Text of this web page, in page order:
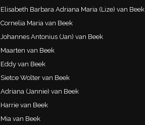
Elisabeth Barbara Adriana Maria (Lize) van Beek
Cornelia Maria van Beek
Johannes Antonius (Jan) van Beek
Maarten van Beek
Eddy van Beek
Sietce Wolter van Beek
Adriana (Jannie) van Beek
Harrie van Beek
Mia van Beek